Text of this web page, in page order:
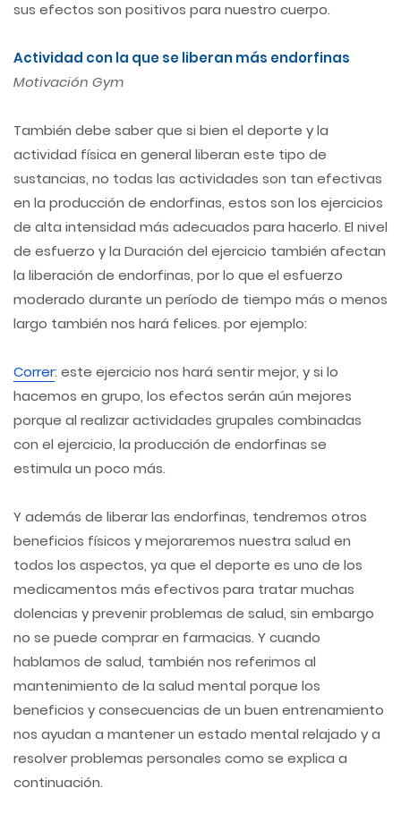
sus efectos son positivos para nuestro cuerpo.
Actividad con la que se liberan más endorfinas
Motivación Gym
También debe saber que si bien el deporte y la
actividad física en general liberan este tipo de
sustancias, no todas las actividades son tan efectivas
en la producción de endorfinas, estos son los ejercicios
de alta intensidad más adecuados para hacerlo. El nivel
de esfuerzo y la Duración del ejercicio también afectan
la liberación de endorfinas, por lo que el esfuerzo
moderado durante un período de tiempo más o menos
largo también nos hará felices. por ejemplo:
Correr: este ejercicio nos hará sentir mejor, y si lo
hacemos en grupo, los efectos serán aún mejores
porque al realizar actividades grupales combinadas
con el ejercicio, la producción de endorfinas se
estimula un poco más.
Y además de liberar las endorfinas, tendremos otros
beneficios físicos y mejoraremos nuestra salud en
todos los aspectos, ya que el deporte es uno de los
medicamentos más efectivos para tratar muchas
dolencias y prevenir problemas de salud, sin embargo
no se puede comprar en farmacias. Y cuando
hablamos de salud, también nos referimos al
mantenimiento de la salud mental porque los
beneficios y consecuencias de un buen entrenamiento
nos ayudan a mantener un estado mental relajado y a
resolver problemas personales como se explica a
continuación.